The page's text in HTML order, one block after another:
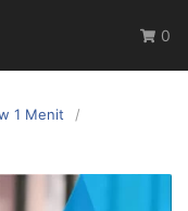
0
1 Menit